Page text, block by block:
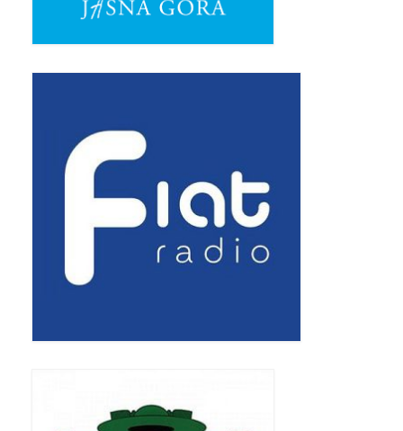
Galerie 2019
Posługa Siostry Elekty
Uroczystość Św. Jakuba Ap 2019
Boże Ciało – 20 czerwca 2019
Pierwsza Komunia Święta 2019
Imieniny Ks Kanonika
Droga Krzyżowa w parafii św. Jakuba